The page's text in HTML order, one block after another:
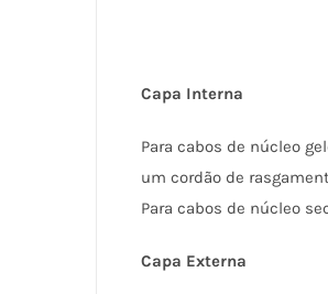
Capa Interna
Para cabos de núcleo
um cordão de
Para cabos de núcleo
Capa Externa